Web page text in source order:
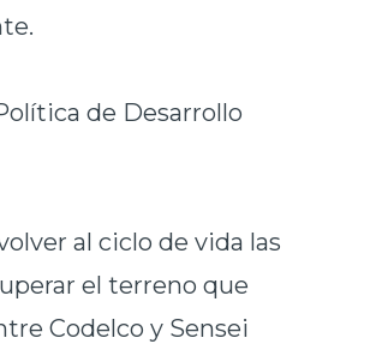
de Desarrollo
al ciclo de vida las
el terreno que
Codelco y Sensei